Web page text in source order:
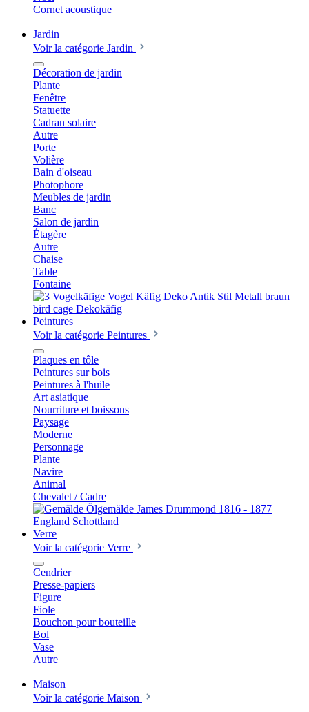
Cornet acoustique
Jardin
Voir la catégorie Jardin
Décoration de jardin
Plante
Fenêtre
Statuette
Cadran solaire
Autre
Porte
Volière
Bain d'oiseau
Photophore
Meubles de jardin
Banc
Salon de jardin
Étagère
Autre
Chaise
Table
Fontaine
Peintures
Voir la catégorie Peintures
Plaques en tôle
Peintures sur bois
Peintures à l'huile
Art asiatique
Nourriture et boissons
Paysage
Moderne
Personnage
Plante
Navire
Animal
Chevalet / Cadre
Verre
Voir la catégorie Verre
Cendrier
Presse-papiers
Figure
Fiole
Bouchon pour bouteille
Bol
Vase
Autre
Maison
Voir la catégorie Maison